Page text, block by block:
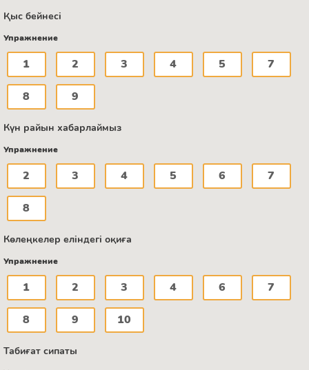
Қыс бейнесі
Упражнение
1 2 3 4 5 7
8 9
Күн райын хабарлаймыз
Упражнение
2 3 4 5 6 7
8
Көлеңкелер еліндегі оқиға
Упражнение
1 2 3 4 6 7
8 9 10
Табиғат сипаты